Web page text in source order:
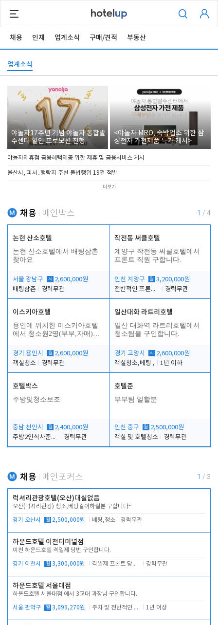
채용 인재 업계소식 구매/견적 부동산
업계소식
야놀자17주년 기념 야놀자 통합발
주센터 할인 프로모션 진행
<야놀자 MRO, 숙박업소 위한 삼
성전자 가전제품 특가 개시>
야놀자제휴점 금융혜택제공 위한 제휴 및 금융서비스 게시
울산시, 피서․행락지 주변 불법행위 19건 적발
더보기
채용 메인박스 1 / 4
논현 산소호텔
논현 산소호텔에서 배팅삼촌
찾아요
서울 강남구 시
2,600,000원
배팅삼촌
경력무관
작전동 써클호텔
계양구 작전동 써클호텔에서
프론트 직원 구합니다.
인천 계양구 월 3,200,000원
전반적인 프론트 업무
경력무관
이스키아호텔
용인에 위치한 이스키아호텔
에서 청소원2명(부부,자매)을
경기 용인시
월 2,600,000원
객실청소
경력무관
일산대화 라트리호텔
일산 대화역 라트리호텔에서
청소팀을 구인합니다.
경기 고양시 시
2,600,000원
객실청소,베팅 ,
1년 이하
호텔박스
주방및청소보조
충남 천안시 월 2,400,000원
주방2인식사준비및청소린렌보조
경력무관
호텔준
부부팀 일할분
인천 중구 월 2,500,000원
객실 및 호텔청소
경력무관
채용 메인포커스 1 / 3
럭셔리관광호텔(오산)대실없음
오산(럭셔리관광) 청소,베팅같이하실분 구합니다~
경기 오산시 월 2,500,000원 베팅,청소 경력무관
하운드호텔 이천터미널점
이천 하운드호텔 격일제 당번 구인합니다.
경기 이천시 월 3,300,000원 격일제 프론트 당번 업무로 주차 및 객실 점검 경력무관
하운드호텔 서울대점
하운드호텔 서울대점 에서 3교대 과장님 구인합니다.
서울 관악구 월 3,099,270원 주차 및 전반적인 당번업무 1년 이상